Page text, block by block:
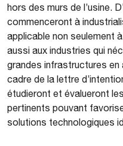
hors des murs de l’usine.
commenceront à
applicable non seulement
aussi aux industries qui
grandes infrastructures en
cadre de la lettre
étudieront et évalueront
pertinents pouvant
solutions technologiques